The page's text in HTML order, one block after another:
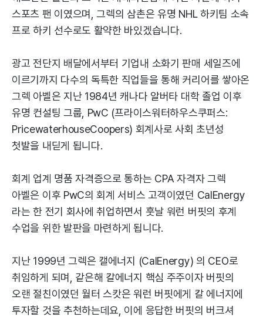
스포츠 팬 이였으며, 그렉의 삼촌은 유명 NHL 하키팀 소속
프로 하키 선수로도 활약한 바있겠습니다.
광고 전단지 배달에서부터 기업내 소화기 판매 세일즈에
이르기까지 다수의 독특한 직업들을 통해 커리어를 쌓아온
그렉 아벨은 지난 1984년 캐나다 알버타 대학 졸업 이후
유명 컨설팅 그룹, PwC (프라이스워터하우스쿠퍼스:
PricewaterhouseCoopers) 회계사로 사회 초년성
첫발을 내딛게 됩니다.
회계 업계 명품 자격증으로 통하는 CPA 자격자 그렉
아벨은 이후 PwC의 회계 서비스 고객이였던 CalEnergy
라는 한 전기 회사에 취업하면서 훗날 워런 버핏의 후계
수업을 위한 발판을 마련하게 됩니다.
지난 1999년 그렉은 캘에너지 (CalEnergy) 의 CEO로
취임하게 되며, 같은해 칼에너지 핵심 주주이자 버핏의
오랜 절친이였던 월터 스캇은 워런 버핏에게 칼 에너지에
투자할 것을 추천하는데요, 이에 응답한 버핏의 버크셔